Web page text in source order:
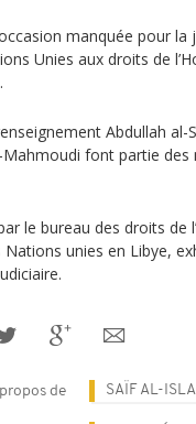
manquée pour la
Unies aux droits de
Abdullah al-
font partie des
le bureau des droits de
Nations unies en Libye,
de SAÏF AL-